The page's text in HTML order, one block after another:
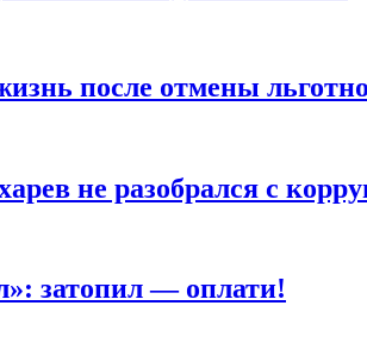
после отмены
не разобрался с
затопил — оплати!